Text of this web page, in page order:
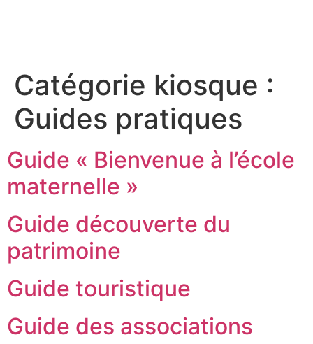
Catégorie kiosque :
Guides pratiques
Guide « Bienvenue à l’école
maternelle »
Guide découverte du
patrimoine
Guide touristique
Guide des associations